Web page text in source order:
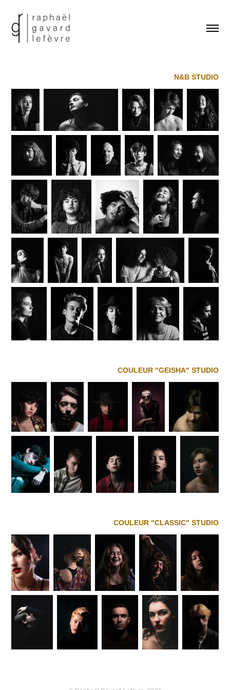
N&B STUDIO
COULEUR "GEISHA" STUDIO
COULEUR "CLASSIC" STUDIO